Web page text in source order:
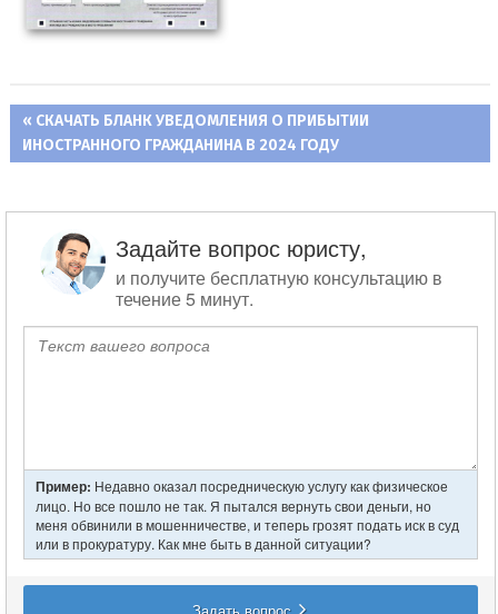
Навигация
записям
ПРЕДЫДУЩАЯ
ЗАПИСЬ:
СКАЧАТЬ БЛАНК УВЕДОМЛЕНИЯ О ПРИБЫТИИ
ИНОСТРАННОГО ГРАЖДАНИНА В 2024 ГОДУ